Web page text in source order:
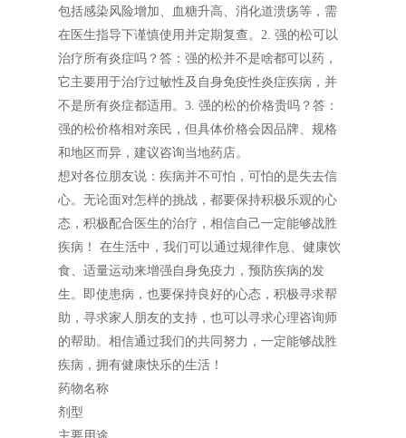
包括感染风险增加、血糖升高、消化道溃疡等，需
在医生指导下谨慎使用并定期复查。2. 强的松可以
治疗所有炎症吗？答：强的松并不是啥都可以药，
它主要用于治疗过敏性及自身免疫性炎症疾病，并
不是所有炎症都适用。3. 强的松的价格贵吗？答：
强的松价格相对亲民，但具体价格会因品牌、规格
和地区而异，建议咨询当地药店。
想对各位朋友说：疾病并不可怕，可怕的是失去信
心。无论面对怎样的挑战，都要保持积极乐观的心
态，积极配合医生的治疗，相信自己一定能够战胜
疾病！ 在生活中，我们可以通过规律作息、健康饮
食、适量运动来增强自身免疫力，预防疾病的发
生。即使患病，也要保持良好的心态，积极寻求帮
助，寻求家人朋友的支持，也可以寻求心理咨询师
的帮助。相信通过我们的共同努力，一定能够战胜
疾病，拥有健康快乐的生活！
药物名称
剂型